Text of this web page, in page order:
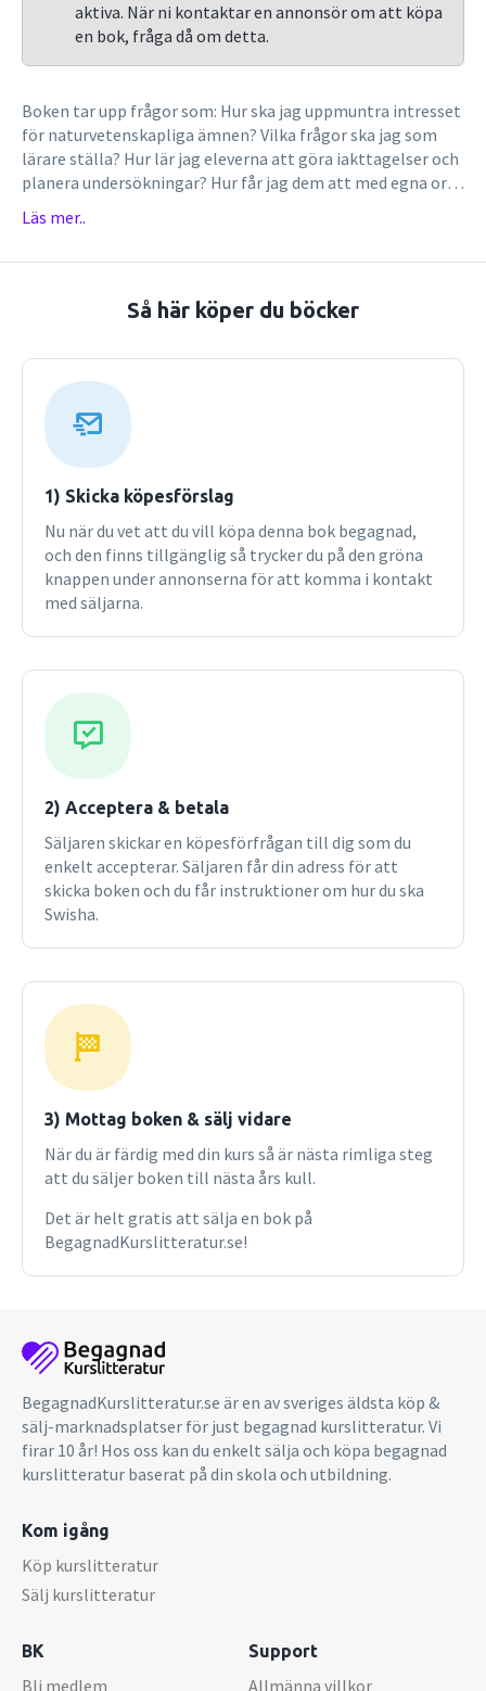
aktiva. När ni kontaktar en annonsör om att köpa
en bok, fråga då om detta.
Boken tar upp frågor som: Hur ska jag uppmuntra intresset
för naturvetenskapliga ämnen? Vilka frågor ska jag som
lärare ställa? Hur lär jag eleverna att göra iakttagelser och
planera undersökningar? Hur får jag dem att med egna ord
beskriva det de ser?Boken vänder sig i första hand till lärare
i skolår 1-6, men är även användbar på andra stadier.
Läs mer..
Så här köper du böcker
1) Skicka köpesförslag
Nu när du vet att du vill köpa denna bok begagnad,
och den finns tillgänglig så trycker du på den gröna
knappen under annonserna för att komma i kontakt
med säljarna.
2) Acceptera & betala
Säljaren skickar en köpesförfrågan till dig som du
enkelt accepterar. Säljaren får din adress för att
skicka boken och du får instruktioner om hur du ska
Swisha.
3) Mottag boken & sälj vidare
När du är färdig med din kurs så är nästa rimliga steg
att du säljer boken till nästa års kull.
Det är helt gratis att sälja en bok på
BegagnadKurslitteratur.se!
BegagnadKurslitteratur.se är en av sveriges äldsta köp &
sälj-marknadsplatser för just begagnad kurslitteratur. Vi
firar 10 år! Hos oss kan du enkelt sälja och köpa begagnad
kurslitteratur baserat på din skola och utbildning.
Kom igång
Köp kurslitteratur
Sälj kurslitteratur
BK
Bli medlem
Support
Allmänna villkor